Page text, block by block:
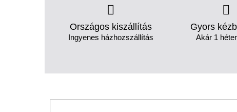
Országos kiszállítás
Ingyenes házhozszállítás
Gyors
Akár 1